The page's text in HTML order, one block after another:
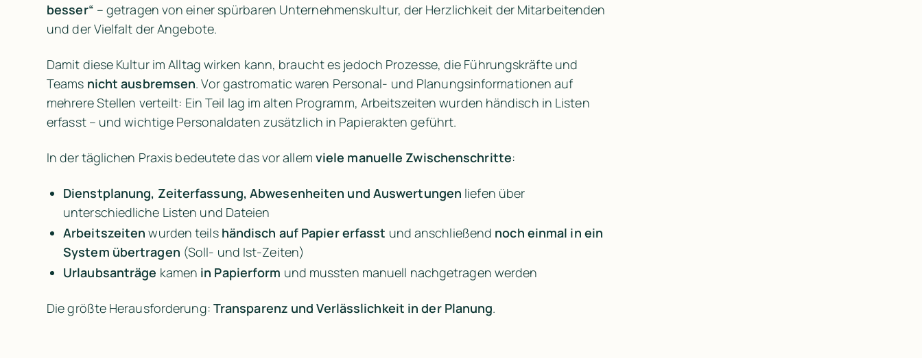
besser“ – getragen von einer spürbaren Unternehmenskultur, der Herzlichkeit der Mitarbeitenden
und der Vielfalt der Angebote.
Damit diese Kultur im Alltag wirken kann, braucht es jedoch Prozesse, die Führungskräfte und
Teams nicht ausbremsen. Vor gastromatic waren Personal- und Planungsinformationen auf
mehrere Stellen verteilt: Ein Teil lag im alten Programm, Arbeitszeiten wurden händisch in Listen
erfasst – und wichtige Personaldaten zusätzlich in Papierakten geführt.
In der täglichen Praxis bedeutete das vor allem viele manuelle Zwischenschritte:
Dienstplanung, Zeiterfassung, Abwesenheiten und Auswertungen liefen über
unterschiedliche Listen und Dateien
Arbeitszeiten wurden teils händisch auf Papier erfasst und anschließend noch einmal in ein
System übertragen (Soll- und Ist-Zeiten)
Urlaubsanträge kamen in Papierform und mussten manuell nachgetragen werden
Die größte Herausforderung: Transparenz und Verlässlichkeit in der Planung.